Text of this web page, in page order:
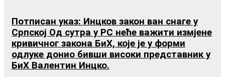
Потписан указ: Инцков закон ван снаге у
Српској Од сутра у РС неће важити измјене
кривичног закона БиХ, које је у форми
одлуке донио бивши високи представник у
БиХ Валентин Инцко.